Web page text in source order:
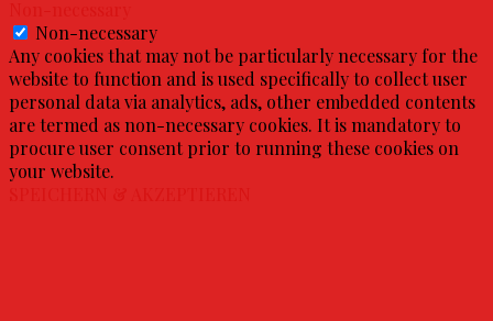
Non-necessary
Any cookies that may not be particularly necessary for the
website to function and is used specifically to collect user
personal data via analytics, ads, other embedded contents
are termed as non-necessary cookies. It is mandatory to
procure user consent prior to running these cookies on
your website.